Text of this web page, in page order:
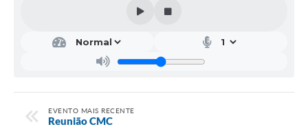
EVENTO MAIS RECENTE
Reunião CMC